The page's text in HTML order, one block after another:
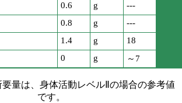
0.6 g
---
0.8 g
---
1.4 g
18
0 g ～7
量は、身体活動レベルⅡの場合の参考値
です。